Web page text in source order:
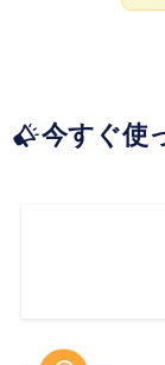
今すぐ使